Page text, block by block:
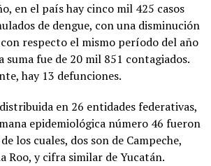
en el país hay cinco mil 425 casos
de dengue, con una disminución
respecto el mismo período del año
suma fue de 20 mil 851 contagiados.
hay 13 defunciones.
en 26 entidades federativas,
epidemiológica número 46 fueron
los cuales, dos son de Campeche,
Roo, y cifra similar de Yucatán.